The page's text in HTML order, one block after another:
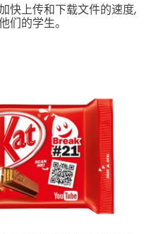
快上传和下载文件的速度,
们的学生。